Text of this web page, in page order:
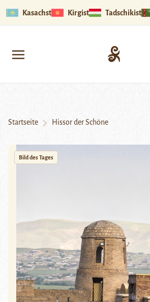
Kasachstan Kirgistan Tadschikistan
Startseite Hissor der Schöne
Bild des Tages